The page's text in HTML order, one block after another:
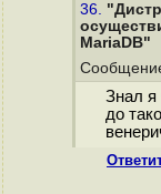
36.
MariaDB"
Знал я
до